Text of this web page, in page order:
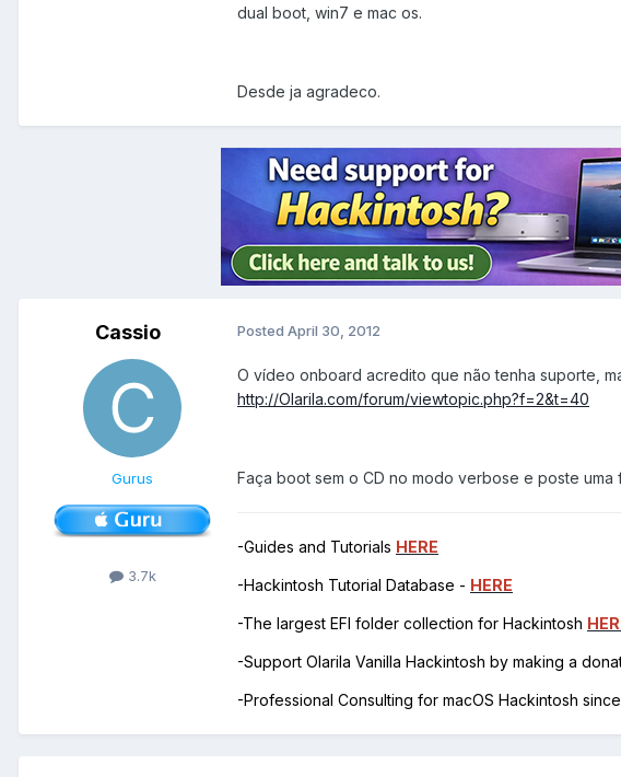
dual boot, win7 e mac os.
Desde ja agradeco.
Cassio
Gurus
3.7k
Posted April 30, 2012
O vídeo onboard acredito que não tenha suporte,
http://Olarila.com/forum/viewtopic.php?f=2&t=40
Faça boot sem o CD no modo verbose e poste uma
-Guides and Tutorials HERE
-Hackintosh Tutorial Database - HERE
-The largest EFI folder collection for Hackintosh
-Support Olarila Vanilla Hackintosh by making a
-Professional Consulting for macOS Hackintosh